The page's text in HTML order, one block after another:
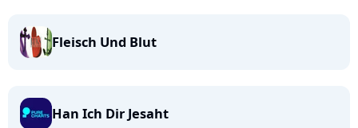
Fleisch Und Blut
Han Ich Dir Jesaht